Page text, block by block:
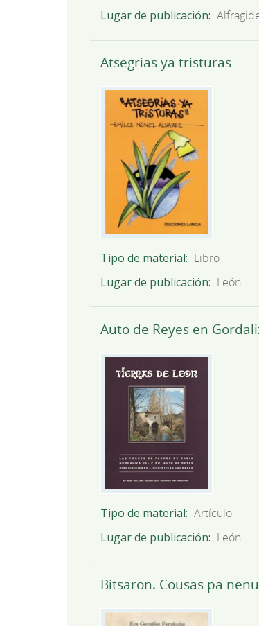
Lugar de publicación
Atsegrias ya tristuras
Tipo de material Libro
Lugar de publicación
León
Auto de Reyes en
Tipo de material Artículo
Lugar de publicación
León
Bitsaron. Cousas pa